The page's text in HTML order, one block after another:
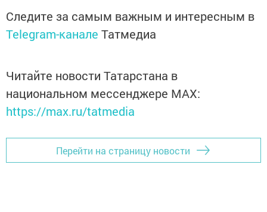
Следите за самым важным и интересным в
Telegram-канале Татмедиа
Читайте новости Татарстана в
национальном мессенджере MАХ:
https://max.ru/tatmedia
Перейти на страницу новости